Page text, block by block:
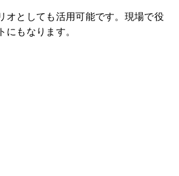
オとしても活用可能です。現場で役
もなります。